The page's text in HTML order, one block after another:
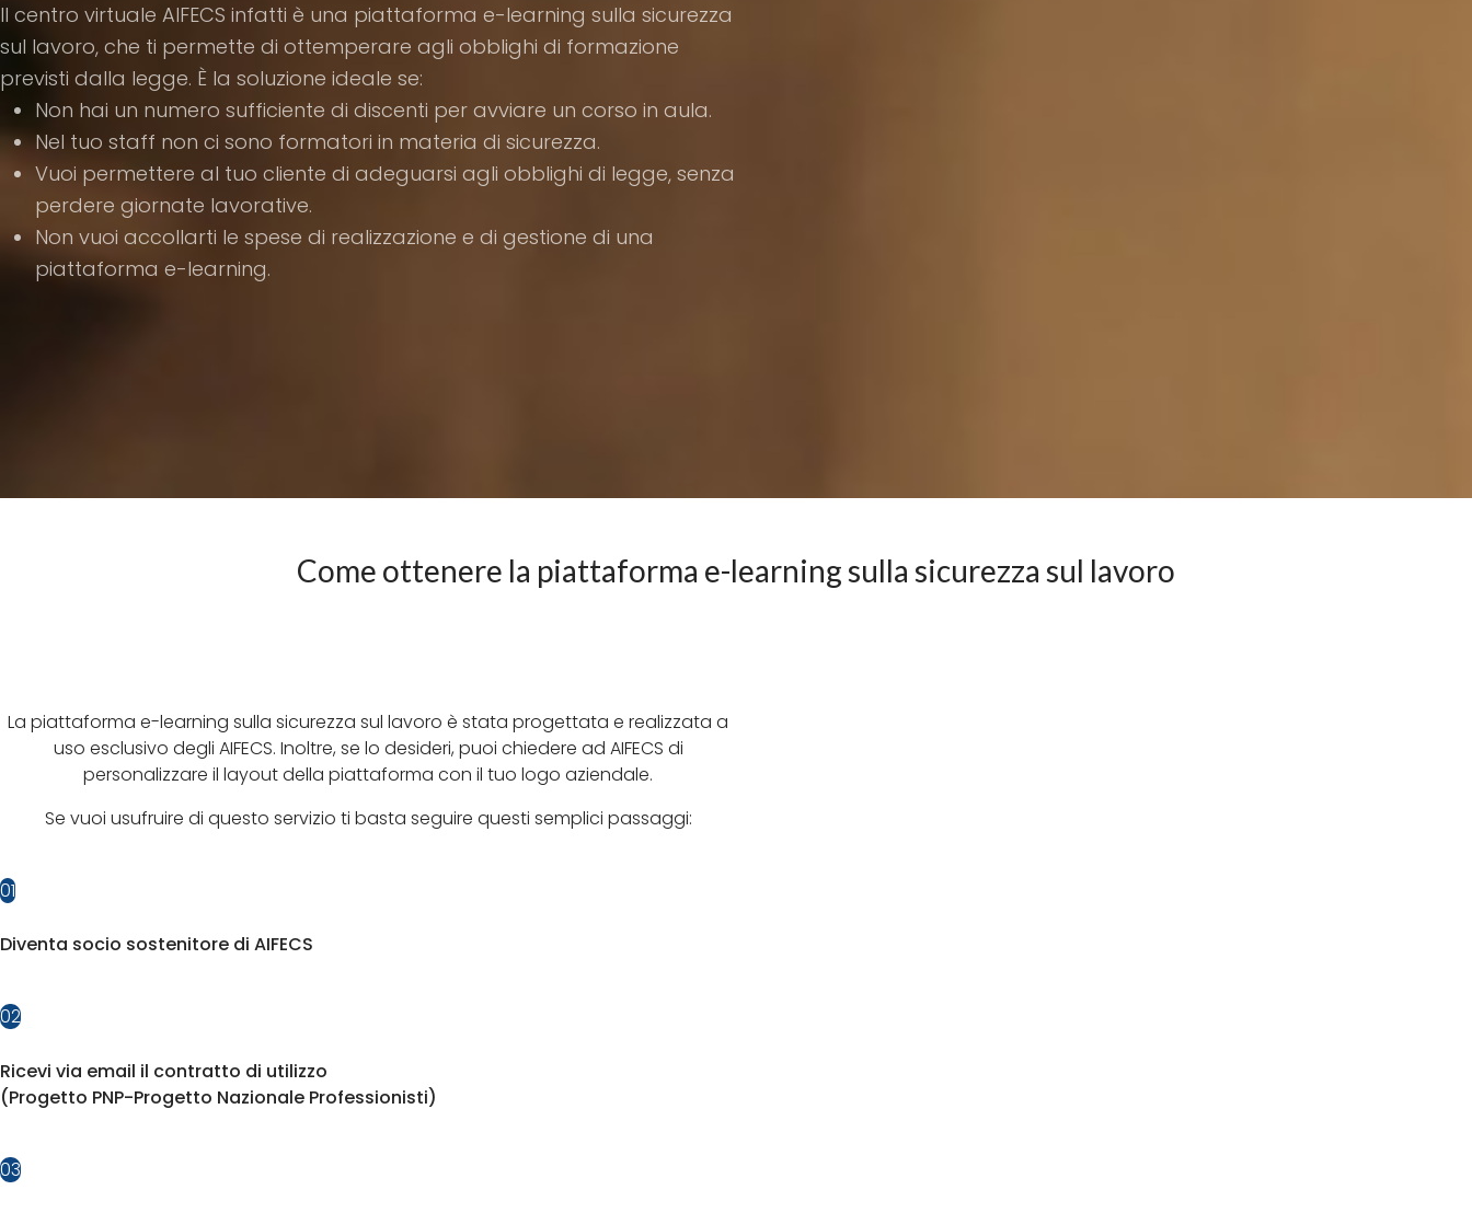
Il centro virtuale AIFECS infatti è una piattaforma e-learning sulla sicurezza
sul lavoro, che ti permette di ottemperare agli obblighi di formazione
previsti dalla legge. È la soluzione ideale se:
Non hai un numero sufficiente di discenti per avviare un corso in aula.
Nel tuo staff non ci sono formatori in materia di sicurezza.
Vuoi permettere al tuo cliente di adeguarsi agli obblighi di legge, senza
perdere giornate lavorative.
Non vuoi accollarti le spese di realizzazione e di gestione di una
piattaforma e-learning.
Come ottenere la piattaforma e-learning sulla sicurezza sul lavoro
La piattaforma e-learning sulla sicurezza sul lavoro è stata progettata e realizzata a
uso esclusivo degli AIFECS. Inoltre, se lo desideri, puoi chiedere ad AIFECS di
personalizzare il layout della piattaforma con il tuo logo aziendale.
Se vuoi usufruire di questo servizio ti basta seguire questi semplici passaggi:
01
Diventa socio sostenitore di AIFECS
02
Ricevi via email il contratto di utilizzo
(Progetto PNP-Progetto Nazionale Professionisti)
03